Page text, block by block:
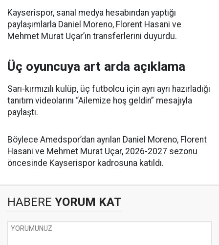
Kayserispor, sanal medya hesabından yaptığı
paylaşımlarla Daniel Moreno, Florent Hasani ve
Mehmet Murat Uçar’ın transferlerini duyurdu.
Üç oyuncuya art arda açıklama
Sarı-kırmızılı kulüp, üç futbolcu için ayrı ayrı hazırladığı
tanıtım videolarını “Ailemize hoş geldin” mesajıyla
paylaştı.
Böylece Amedspor’dan ayrılan Daniel Moreno, Florent
Hasani ve Mehmet Murat Uçar, 2026-2027 sezonu
öncesinde Kayserispor kadrosuna katıldı.
HABERE YORUM KAT